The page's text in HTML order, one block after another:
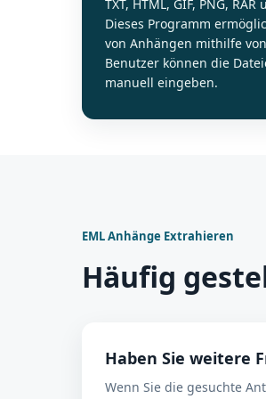
TXT, HTML, GIF, PNG,
Dieses Programm
von Anhängen mithilfe
Benutzer können die
manuell eingeben.
EML Anhänge Extrahieren
Häufig
Haben Sie weitere
Wenn Sie die gesuchte